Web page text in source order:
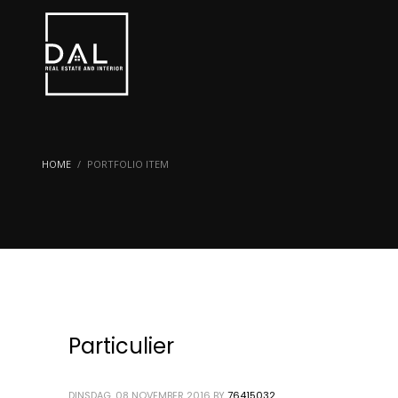
HOME PORTFOLIO ITEM
Particulier